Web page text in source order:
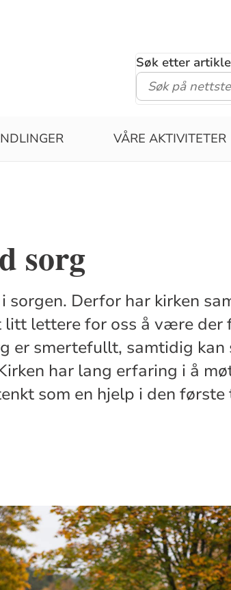
Søk etter
VÅRE AKTIVITETER
sorg
Derfor har kirken
litt lettere for oss å være der
er smertefullt, samtidig
har lang erfaring i å
som en hjelp i den